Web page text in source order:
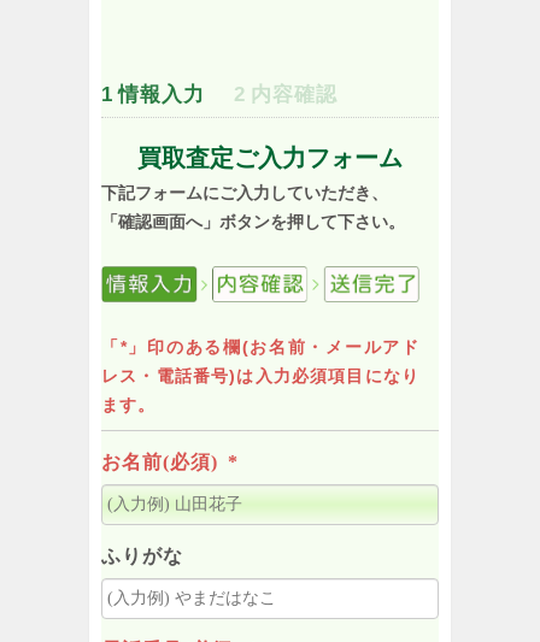
1 情報入力 2 内容確認
買取査定ご入力フォーム
下記フォームにご入力していただき、
「確認画面へ」ボタンを押して下さい。
「*」印のある欄(お名前・メールアド
レス・電話番号)は入力必須項目になり
ます。
お名前(必須) *
ふりがな